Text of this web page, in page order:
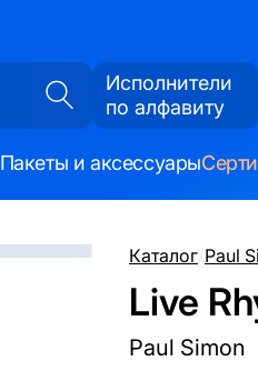
Исполнители
по алфавиту
Пакеты и аксессуары
Каталог/Paul
Live
Paul Simon